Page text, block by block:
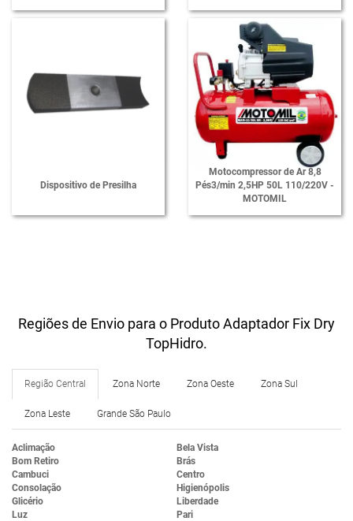
Dispositivo de Presilha
Motocompressor de Ar 8,8
Pés3/min 2,5HP 50L 110/220V -
MOTOMIL
Regiões de Envio para o Produto Adaptador Fix Dry
TopHidro.
Região Central Zona Norte Zona Oeste Zona Sul
Zona Leste Grande São Paulo
Aclimação
Bela Vista
Bom Retiro
Brás
Cambuci
Centro
Consolação
Higienópolis
Glicério
Liberdade
Luz
Pari